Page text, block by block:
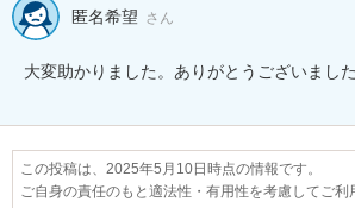
匿名希望 さん
大変助かりました。ありがとうございました
この投稿は、2025年5月10日時点の情報です。
ご自身の責任のもと適法性・有用性を考慮してご